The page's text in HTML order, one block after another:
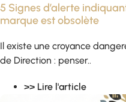
5 Signes d’alerte
marque est obsolète
Il existe une croyance
de Direction : penser..
>> Lire l'article